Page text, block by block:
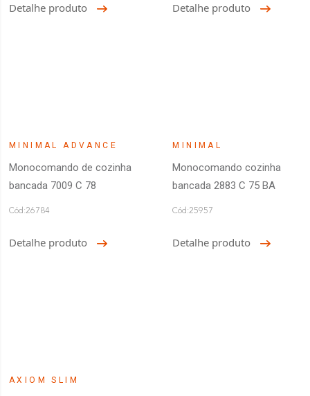
Detalhe produto Detalhe produto
MINIMAL ADVANCE
Monocomando de cozinha
bancada 7009 C 78
Cód:26784
Detalhe produto
MINIMAL
Monocomando cozinha
bancada 2883 C 75 BA
Cód:25957
Detalhe produto
AXIOM SLIM